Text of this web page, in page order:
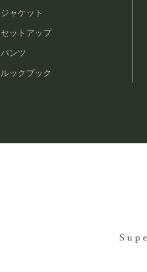
ジャケット
セットアップ
パンツ
ルックブック